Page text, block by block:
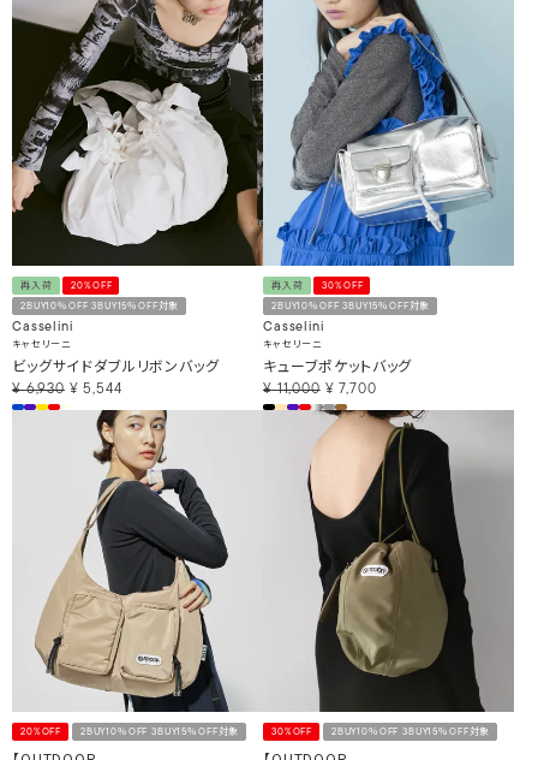
再入荷 20%OFF
2BUY10％OFF 3BUY15％OFF対象
Casselini
キャセリーニ
ビッグサイドダブルリボンバッグ
¥ 6,930 ¥ 5,544
再入荷 30%OFF
2BUY10％OFF 3BUY15％OFF対象
Casselini
キャセリーニ
キューブポケットバッグ
¥ 11,000 ¥ 7,700
20%OFF 2BUY10％OFF 3BUY15％OFF対象 30%OFF 2BUY10％OFF 3BUY15％OFF対象